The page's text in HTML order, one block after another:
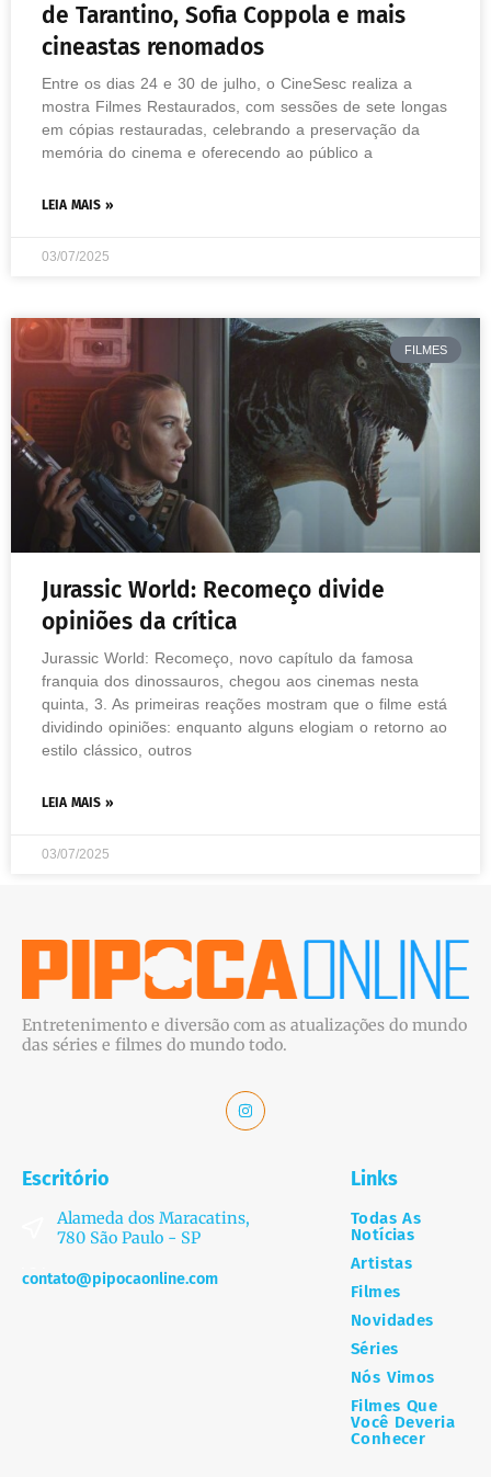
de Tarantino, Sofia Coppola e mais
cineastas renomados
Entre os dias 24 e 30 de julho, o CineSesc realiza a
mostra Filmes Restaurados, com sessões de sete longas
em cópias restauradas, celebrando a preservação da
memória do cinema e oferecendo ao público a
LEIA MAIS »
03/07/2025
FILMES
Jurassic World: Recomeço divide
opiniões da crítica
Jurassic World: Recomeço, novo capítulo da famosa
franquia dos dinossauros, chegou aos cinemas nesta
quinta, 3. As primeiras reações mostram que o filme está
dividindo opiniões: enquanto alguns elogiam o retorno ao
estilo clássico, outros
LEIA MAIS »
03/07/2025
Entretenimento e diversão com as atualizações do mundo
das séries e filmes do mundo todo.
Escritório
Alameda dos Maracatins,
780 São Paulo - SP
contato@pipocaonline.com
Links
Todas As
Notícias
Artistas
Filmes
Novidades
Séries
Nós Vimos
Filmes Que
Você Deveria
Conhecer